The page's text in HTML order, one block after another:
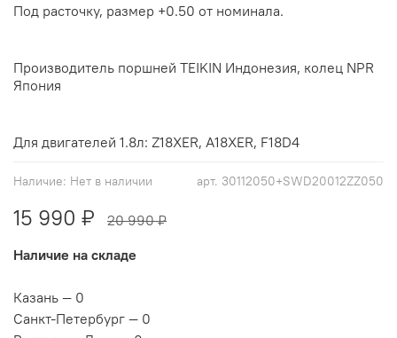
арт. 30112050+SWD20012ZZ050
Наличие: Нет в наличии
15 990 ₽
20 990 ₽
Наличие на складе
Казань — 0
Санкт-Петербург — 0
Под расточку, размер +0.50 от номинала.
Производитель поршней TEIKIN Индонезия, колец NPR
Япония
Для двигателей 1.8л: Z18XER, A18XER, F18D4